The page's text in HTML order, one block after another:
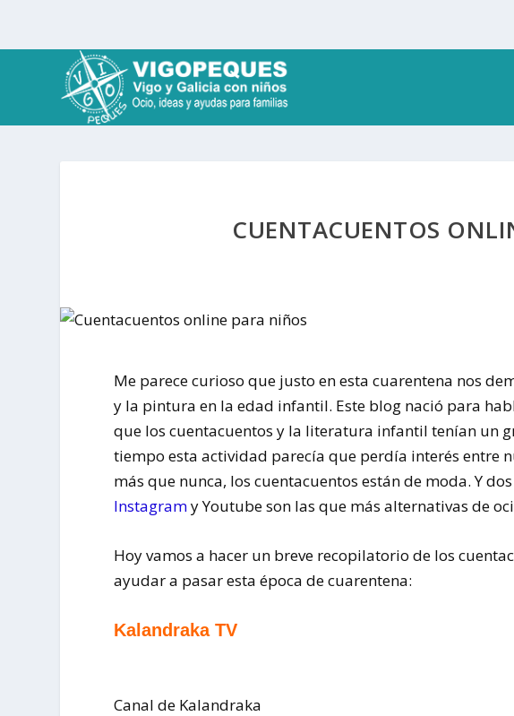
CUENTACUENTOS
Me parece curioso que justo en esta cuarentena nos
y la pintura en la edad infantil. Este blog nació para
que los cuentacuentos y la literatura infantil tenían un
tiempo esta actividad parecía que perdía interés entre
más que nunca, los cuentacuentos están de moda. Y
Instagramy Youtube son las que más alternativas de
Hoy vamos a hacer un breve recopilatorio de los
ayudar a pasar esta época de cuarentena:
Kalandraka TV
Canal de Kalandraka